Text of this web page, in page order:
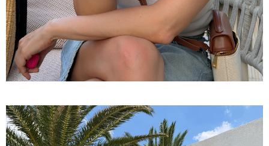
11:13 / 05-08-2026
Hisense წარმოგიდგენთ გზავნილს "ინოვაციები
უკეთესი ცხოვრებისათვის" FIFA-ს 2026 წლის
მსოფლიო ჩემპიონატზე™
სამართალი